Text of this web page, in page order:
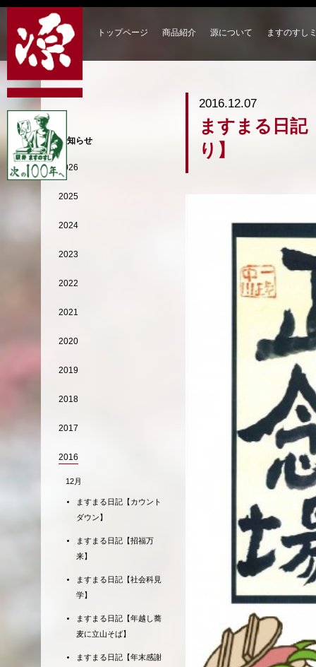
トップページ 商品紹介 源について ますのすし
2016.12.07
ますまる日記
り】
お知らせ
2026
2025
2024
2023
2022
2021
2020
2019
2018
2017
2016
12月
ますまる日記【カウント
ダウン】
ますまる日記【招福万
来】
ますまる日記【社会科見
学】
ますまる日記【年越し蕎
麦に立山そば】
ますまる日記【年末感謝